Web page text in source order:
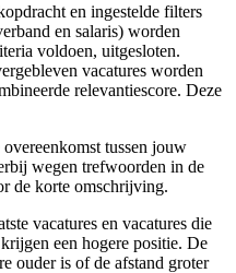
en ingestelde filters
en salaris) worden
voldoen, uitgesloten.
vacatures worden
relevantiescore. Deze
tussen jouw
wegen trefwoorden in de
de korte omschrijving.
vacatures en vacatures die
een hogere positie. De
ouder is of de afstand groter